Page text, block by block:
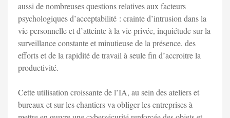
aussi de nombreuses questions relatives aux facteurs
psychologiques d’acceptabilité : crainte d’intrusion dans la
vie personnelle et d’atteinte à la vie privée, inquiétude sur la
surveillance constante et minutieuse de la présence, des
efforts et de la rapidité de travail à seule fin d’accroitre la
productivité.
Cette utilisation croissante de l’IA, au sein des ateliers et
bureaux et sur les chantiers va obliger les entreprises à